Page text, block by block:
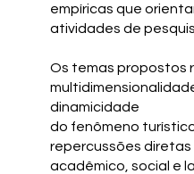
empíricas que
atividades de
Os temas propostos
dinamicidade
do fenômeno
repercussões
acadêmico, social e